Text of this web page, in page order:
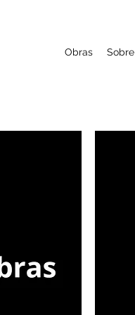
Obras Sobre